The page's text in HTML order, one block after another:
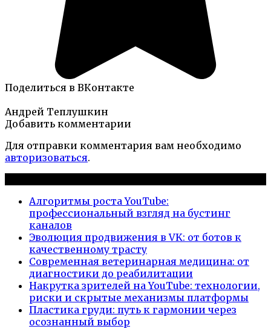
Поделиться в ВКонтакте
Андрей Теплушкин
Добавить комментарии
Для отправки комментария вам необходимо
авторизоваться.
Алгоритмы роста YouTube:
профессиональный взгляд на бустинг
каналов
Эволюция продвижения в VK: от ботов к
качественному трасту
Современная ветеринарная медицина: от
диагностики до реабилитации
Накрутка зрителей на YouTube: технологии,
риски и скрытые механизмы платформы
Пластика груди: путь к гармонии через
осознанный выбор